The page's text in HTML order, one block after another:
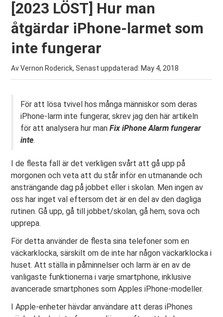
[2023 LÖST] Hur man
åtgärdar iPhone-larmet som
inte fungerar
Av Vernon Roderick, Senast uppdaterad: May 4, 2018
För att lösa tvivel hos många människor som deras
iPhone-larm inte fungerar, skrev jag den här artikeln
för att analysera hur man Fix iPhone Alarm fungerar
inte.
I de flesta fall är det verkligen svårt att gå upp på
morgonen och veta att du står inför en utmanande och
ansträngande dag på jobbet eller i skolan. Men ingen av
oss har inget val eftersom det är en del av den dagliga
rutinen. Gå upp, gå till jobbet/skolan, gå hem, sova och
upprepa.
För detta använder de flesta sina telefoner som en
väckarklocka, särskilt om de inte har någon väckarklocka i
huset. Att ställa in påminnelser och larm är en av de
vanligaste funktionerna i varje smartphone, inklusive
avancerade smartphones som Apples iPhone-modeller.
I Apple-enheter hävdar användare att deras iPhones